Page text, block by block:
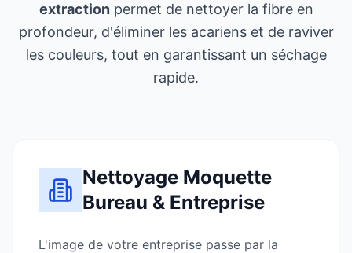
extractionpermet de nettoyer la fibre en
profondeur, d'éliminer les acariens et de raviver
les couleurs, tout en garantissant un séchage
rapide.
Nettoyage Moquette
Bureau & Entreprise
L'image de votre entreprise passe par la